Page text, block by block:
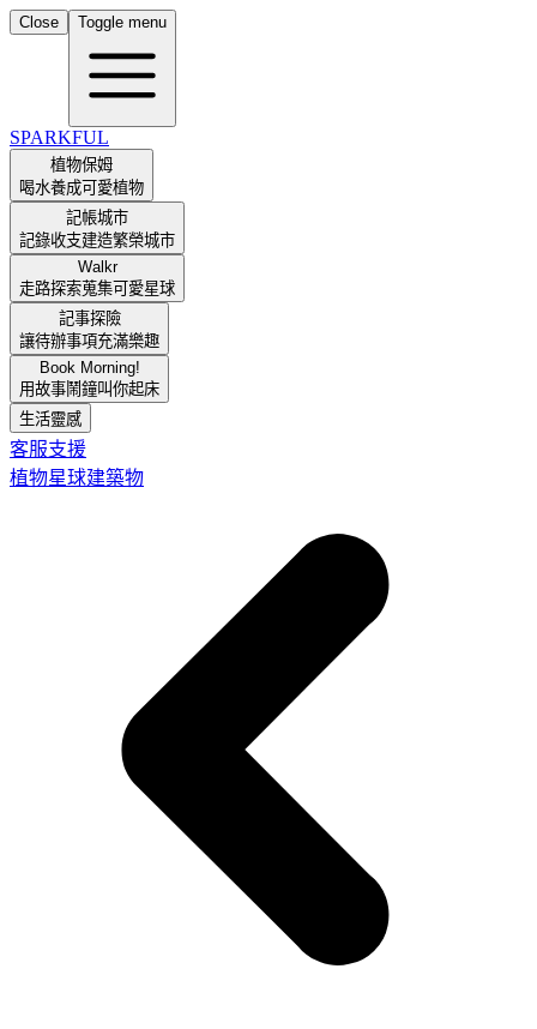
Close Toggle menu
SPARKFUL
植物保姆
喝水養成可愛植物
記帳城市
記錄收支建造繁榮城市
Walkr
走路探索蒐集可愛星球
記事探險
讓待辦事項充滿樂趣
Book Morning!
用故事鬧鐘叫你起床
生活靈感
客服支援
植物星球建築物